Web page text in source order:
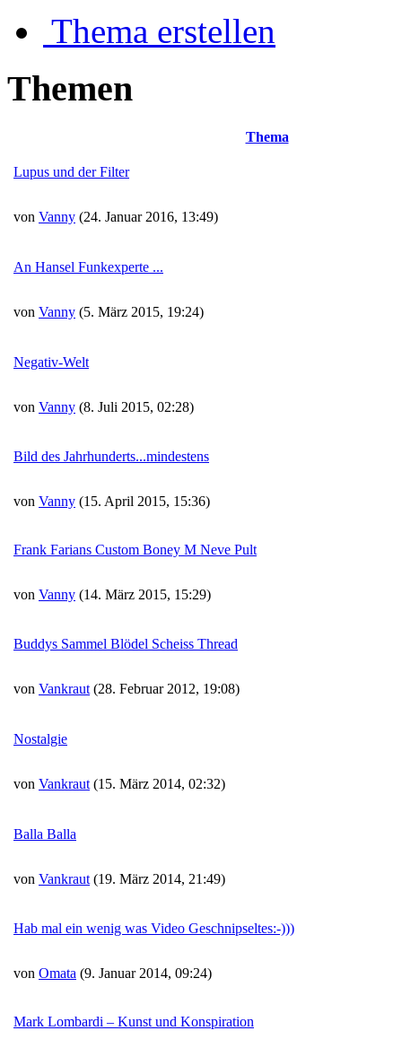
Thema erstellen
Themen
Thema
Lupus und der Filter
von Vanny (24. Januar 2016, 13:49)
An Hansel Funkexperte ...
von Vanny (5. März 2015, 19:24)
Negativ-Welt
von Vanny (8. Juli 2015, 02:28)
Bild des Jahrhunderts...mindestens
von Vanny (15. April 2015, 15:36)
Frank Farians Custom Boney M Neve Pult
von Vanny (14. März 2015, 15:29)
Buddys Sammel Blödel Scheiss Thread
von Vankraut (28. Februar 2012, 19:08)
Nostalgie
von Vankraut (15. März 2014, 02:32)
Balla Balla
von Vankraut (19. März 2014, 21:49)
Hab mal ein wenig was Video Geschnipseltes:-)))
von Omata (9. Januar 2014, 09:24)
Mark Lombardi – Kunst und Konspiration